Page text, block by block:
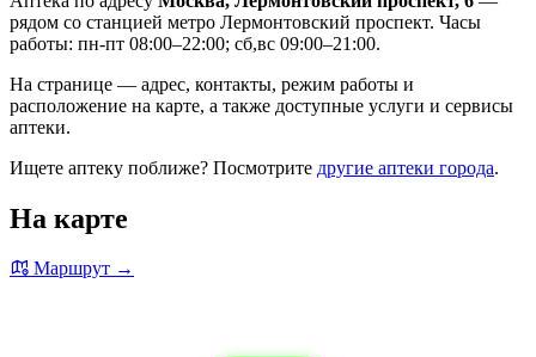
рядом со станцией метро Лермонтовский проспект. Часы
работы: пн-пт 08:00–22:00; сб,вс 09:00–21:00.
На странице — адрес, контакты, режим работы и
расположение на карте, а также доступные услуги и сервисы
аптеки.
Ищете аптеку поближе? Посмотрите другие аптеки города.
На карте
Маршрут →